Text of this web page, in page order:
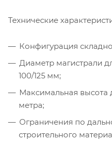
Технические
Конфигурация
Диаметр магистрали
100/125 мм;
Максимальная высота
метра;
Ограничения по
строительного